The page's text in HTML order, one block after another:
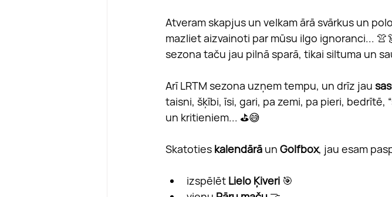
Atveram skapjus un velkam ārā svārkus un
mazliet aizvainoti par mūsu ilgo ignoranci...
sezona taču jau pilnā sparā, tikai siltuma un
Arī LRTM sezona uzņem tempu, un drīz jau
taisni, šķībi, īsi, gari, pa zemi, pa pieri, bedrītē,
un kritieniem... ⛳😅
Skatoties kalendārā un Golfbox, jau esam
izspēlēt Lielo Ķiveri 🎯